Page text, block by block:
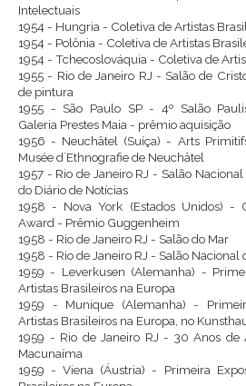
Intelectuais
1954 - Hungria - Coletiva de Artistas
1954 - Polônia - Coletiva de Artistas
1954 - Tchecoslováquia - Coletiva de
1955 - Rio de Janeiro RJ - Salão de
de pintura
1955 - São Paulo SP - 4º Salão
Galeria Prestes Maia - prêmio aquisição
1956 - Neuchâtel (Suíça) - Arts
Musée d´Ethnografie de Neuchâtel
1957 - Rio de Janeiro RJ - Salão
do Diário de Notícias
1958 - Nova York (Estados Unidos) -
Award - Prêmio Guggenheim
1958 - Rio de Janeiro RJ - Salão do Mar
1958 - Rio de Janeiro RJ - Salão Nacional
1959 - Leverkusen (Alemanha) -
Artistas Brasileiros na Europa
1959 - Munique (Alemanha) -
Artistas Brasileiros na Europa, no
1959 - Rio de Janeiro RJ - 30 Anos de
Macunaíma
1959 - Viena (Áustria) - Primeira